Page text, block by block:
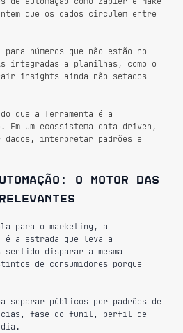
que os dados circulem entre
números que não estão no
integradas a planilhas, como o
insights ainda não setados
que a ferramenta é a
Em um ecossistema data driven,
dados, interpretar padrões e
o motor das
relevantes
para o marketing, a
é a estrada que leva a
disparar a mesma
de consumidores porque
separar públicos por padrões de
fase do funil, perfil de
dia.